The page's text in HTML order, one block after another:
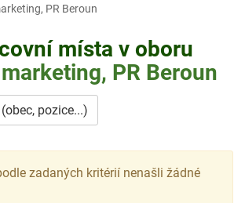
PR Beroun
místa v oboru
PR Beroun
pozice...)
zadaných kritérií nenašli žádné